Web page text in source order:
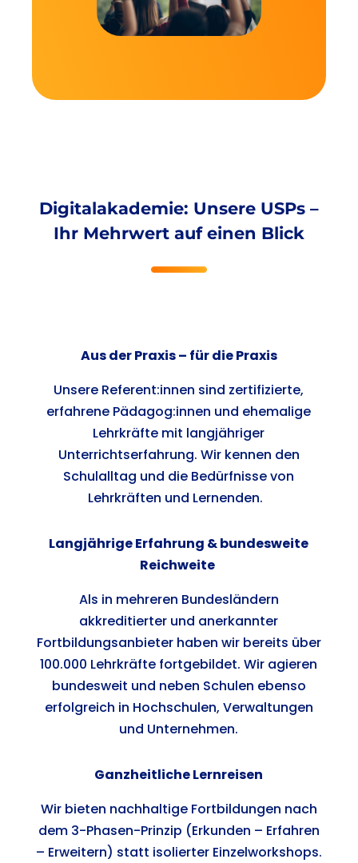
Digitalakademie: Unsere USPs –
Ihr Mehrwert auf einen Blick
Aus der Praxis – für die Praxis
Unsere Referent:innen sind zertifizierte,
erfahrene Pädagog:innen und ehemalige
Lehrkräfte mit langjähriger
Unterrichtserfahrung. Wir kennen den
Schulalltag und die Bedürfnisse von
Lehrkräften und Lernenden.
Langjährige Erfahrung & bundesweite
Reichweite
Als in mehreren Bundesländern
akkreditierter und anerkannter
Fortbildungsanbieter haben wir bereits über
100.000 Lehrkräfte fortgebildet. Wir agieren
bundesweit und neben Schulen ebenso
erfolgreich in Hochschulen, Verwaltungen
und Unternehmen.
Ganzheitliche Lernreisen
Wir bieten nachhaltige Fortbildungen nach
dem 3-Phasen-Prinzip (Erkunden – Erfahren
– Erweitern) statt isolierter Einzelworkshops.